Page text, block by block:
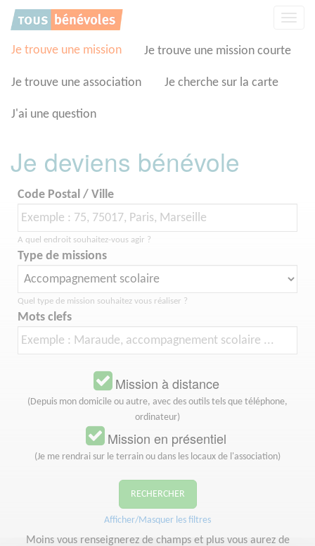
Je trouve une mission Je trouve une mission courte
Je trouve une association Je cherche sur la carte
J'ai une question
Je deviens bénévole
Code Postal / Ville
A quel endroit souhaitez-vous agir ?
Type de missions
Quel type de mission souhaitez vous réaliser ?
Mots clefs
Mission à distance
(Depuis mon domicile ou autre, avec des outils tels que téléphone,
ordinateur)
Mission en présentiel
(Je me rendrai sur le terrain ou dans les locaux de l'association)
RECHERCHER
Afficher/Masquer les filtres
Moins vous renseignerez de champs et plus vous aurez de
Panneau de gestion des cookies